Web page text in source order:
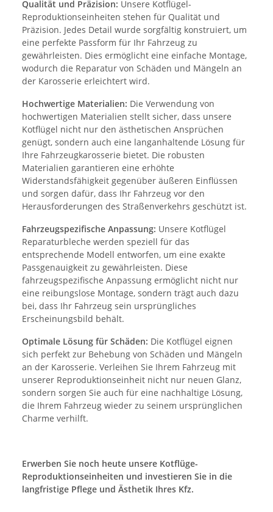
Qualität und Präzision: Unsere Kotflügel-
Reproduktionseinheiten stehen für Qualität und
Präzision. Jedes Detail wurde sorgfältig konstruiert, um
eine perfekte Passform für Ihr Fahrzeug zu
gewährleisten. Dies ermöglicht eine einfache Montage,
wodurch die Reparatur von Schäden und Mängeln an
der Karosserie erleichtert wird.
Hochwertige Materialien: Die Verwendung von
hochwertigen Materialien stellt sicher, dass unsere
Kotflügel nicht nur den ästhetischen Ansprüchen
genügt, sondern auch eine langanhaltende Lösung für
Ihre Fahrzeugkarosserie bietet. Die robusten
Materialien garantieren eine erhöhte
Widerstandsfähigkeit gegenüber äußeren Einflüssen
und sorgen dafür, dass Ihr Fahrzeug vor den
Herausforderungen des Straßenverkehrs geschützt ist.
Fahrzeugspezifische Anpassung: Unsere Kotflügel
Reparaturbleche werden speziell für das
entsprechende Modell entworfen, um eine exakte
Passgenauigkeit zu gewährleisten. Diese
fahrzeugspezifische Anpassung ermöglicht nicht nur
eine reibungslose Montage, sondern trägt auch dazu
bei, dass Ihr Fahrzeug sein ursprüngliches
Erscheinungsbild behält.
Optimale Lösung für Schäden: Die Kotflügel eignen
sich perfekt zur Behebung von Schäden und Mängeln
an der Karosserie. Verleihen Sie Ihrem Fahrzeug mit
unserer Reproduktionseinheit nicht nur neuen Glanz,
sondern sorgen Sie auch für eine nachhaltige Lösung,
die Ihrem Fahrzeug wieder zu seinem ursprünglichen
Charme verhilft.
Erwerben Sie noch heute unsere Kotflüge-
Reproduktionseinheiten und investieren Sie in die
langfristige Pflege und Ästhetik Ihres Kfz.